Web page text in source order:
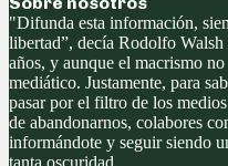
"Difunda esta información,
libertad”, decía Rodolfo Walsh
años, y aunque el macrismo
mediático. Justamente, para
pasar por el filtro de los
de abandonarnos, colabores
informándote y seguir siendo
tanta oscuridad.